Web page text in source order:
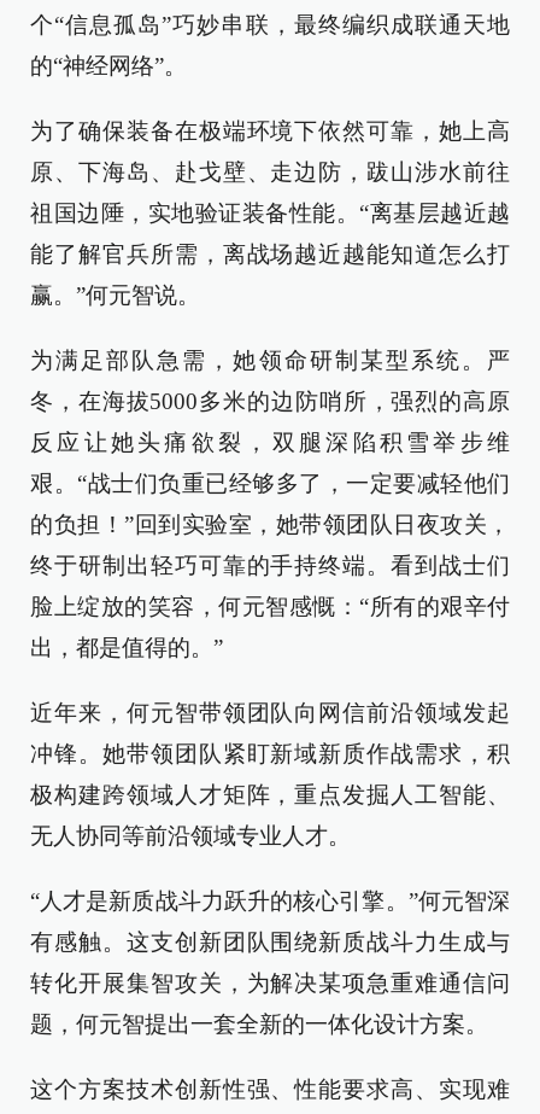
个“信息孤岛”巧妙串联，最终编织成联通天地
的“神经网络”。
为了确保装备在极端环境下依然可靠，她上高
原、下海岛、赴戈壁、走边防，跋山涉水前往
祖国边陲，实地验证装备性能。“离基层越近越
能了解官兵所需，离战场越近越能知道怎么打
赢。”何元智说。
为满足部队急需，她领命研制某型系统。严
冬，在海拔5000多米的边防哨所，强烈的高原
反应让她头痛欲裂，双腿深陷积雪举步维
艰。“战士们负重已经够多了，一定要减轻他们
的负担！”回到实验室，她带领团队日夜攻关，
终于研制出轻巧可靠的手持终端。看到战士们
脸上绽放的笑容，何元智感慨：“所有的艰辛付
出，都是值得的。”
近年来，何元智带领团队向网信前沿领域发起
冲锋。她带领团队紧盯新域新质作战需求，积
极构建跨领域人才矩阵，重点发掘人工智能、
无人协同等前沿领域专业人才。
“人才是新质战斗力跃升的核心引擎。”何元智深
有感触。这支创新团队围绕新质战斗力生成与
转化开展集智攻关，为解决某项急重难通信问
题，何元智提出一套全新的一体化设计方案。
这个方案技术创新性强、性能要求高、实现难